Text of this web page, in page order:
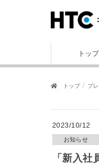
トップ
トップ プ
2023/10/12
お知らせ
「新